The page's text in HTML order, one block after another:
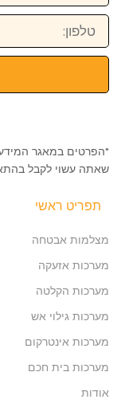
טלפון:
*הפרטים במאגר
שאתה עשוי לקבל
תפריט ראשי
מצלמות אבטחה
מערכות אזעקה
מערכות הקלטה
מערכות גילוי אש
מערכות אינטרקום
מערכות בית חכם
אודות